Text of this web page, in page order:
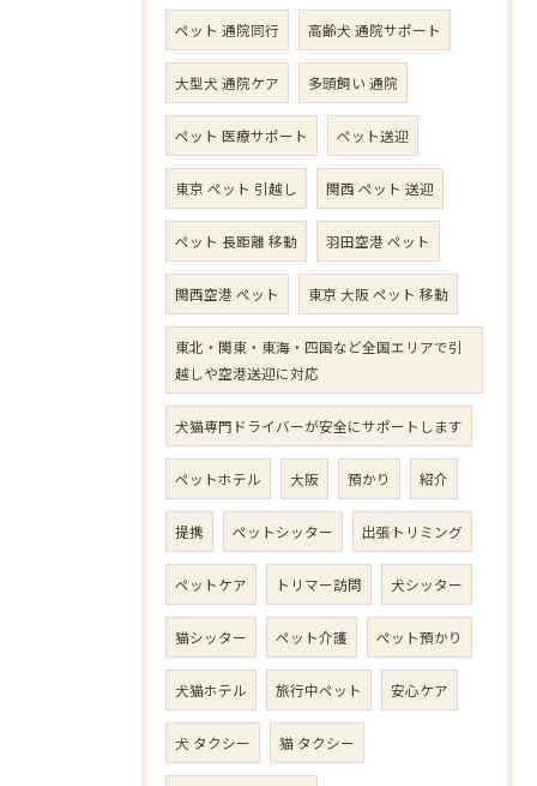
ペット 通院同行 高齢犬 通院サポート
大型犬 通院ケア 多頭飼い 通院
ペット 医療サポート ペット送迎
東京 ペット 引越し 関西 ペット 送迎
ペット 長距離 移動 羽田空港 ペット
関西空港 ペット 東京 大阪 ペット 移動
東北・関東・東海・四国など全国エリアで引
越しや空港送迎に対応
犬猫専門ドライバーが安全にサポートします
ペットホテル 大阪 預かり 紹介
提携 ペットシッター 出張トリミング
ペットケア トリマー訪問 犬シッター
猫シッター ペット介護 ペット預かり
犬猫ホテル 旅行中ペット 安心ケア
犬 タクシー 猫 タクシー